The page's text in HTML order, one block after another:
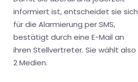
informiert ist, entscheidet sie sich
für die Alarmierung per SMS,
bestätigt durch eine E-Mail an
ihren Stellvertreter. Sie wählt also
2 Medien.